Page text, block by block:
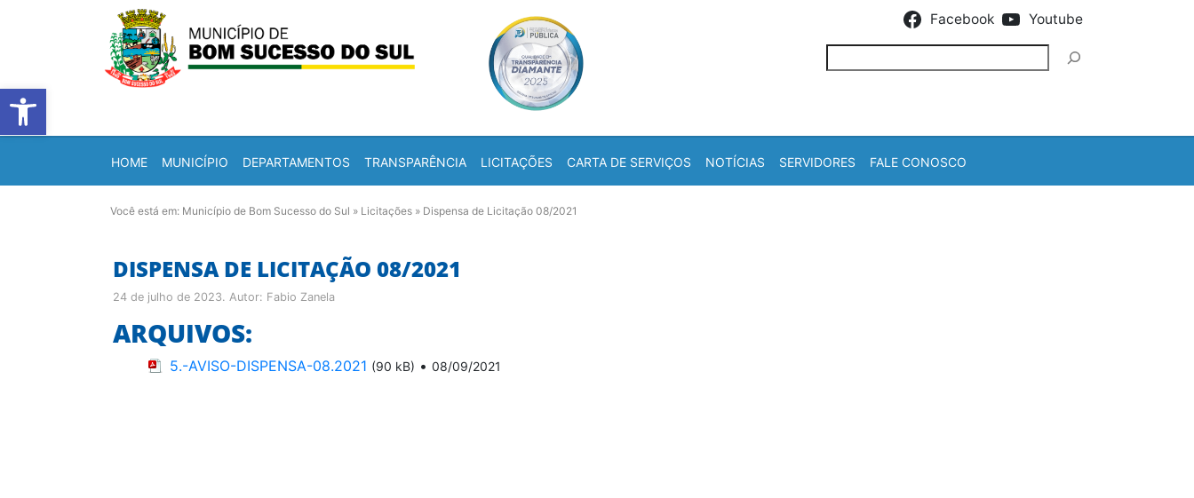
Barra de Ferramentas Aberta
Facebook Youtube
HOME MUNICÍPIO DEPARTAMENTOS TRANSPARÊNCIA LICITAÇÕES CARTA DE SERVIÇOS NOTÍCIAS SERVIDORES FALE CONOSCO
Você está em: Município de Bom Sucesso do Sul » Licitações » Dispensa de Licitação 08/2021
DISPENSA DE LICITAÇÃO 08/2021
24 de julho de 2023. Autor: Fabio Zanela
ARQUIVOS:
5.-AVISO-DISPENSA-08.2021 (90 kB) • 08/09/2021